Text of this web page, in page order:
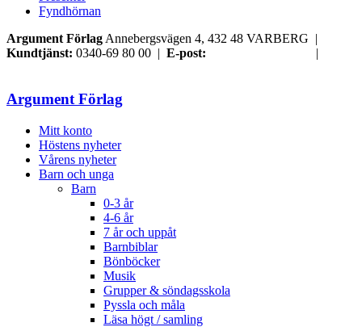
Fyndhörnan
Argument Förlag Annebergsvägen 4, 432 48 VARBERG |
Kundtjänst: 0340-69 80 00 | E-post:
|
Argument Förlag
Mitt konto
Höstens nyheter
Vårens nyheter
Barn och unga
Barn
0-3 år
4-6 år
7 år och uppåt
Barnbiblar
Bönböcker
Musik
Grupper & söndagsskola
Pyssla och måla
Läsa högt / samling